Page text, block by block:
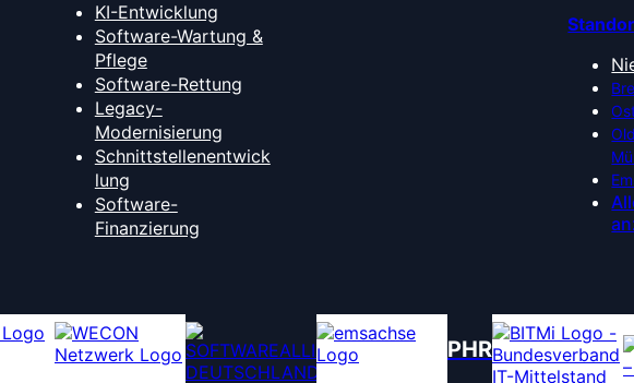
KI-Entwicklung
Software-Wartung &
Pflege
Software-Rettung
Legacy-
Modernisierung
Schnittstellenentwick
lung
Software-
Finanzierung
PHR